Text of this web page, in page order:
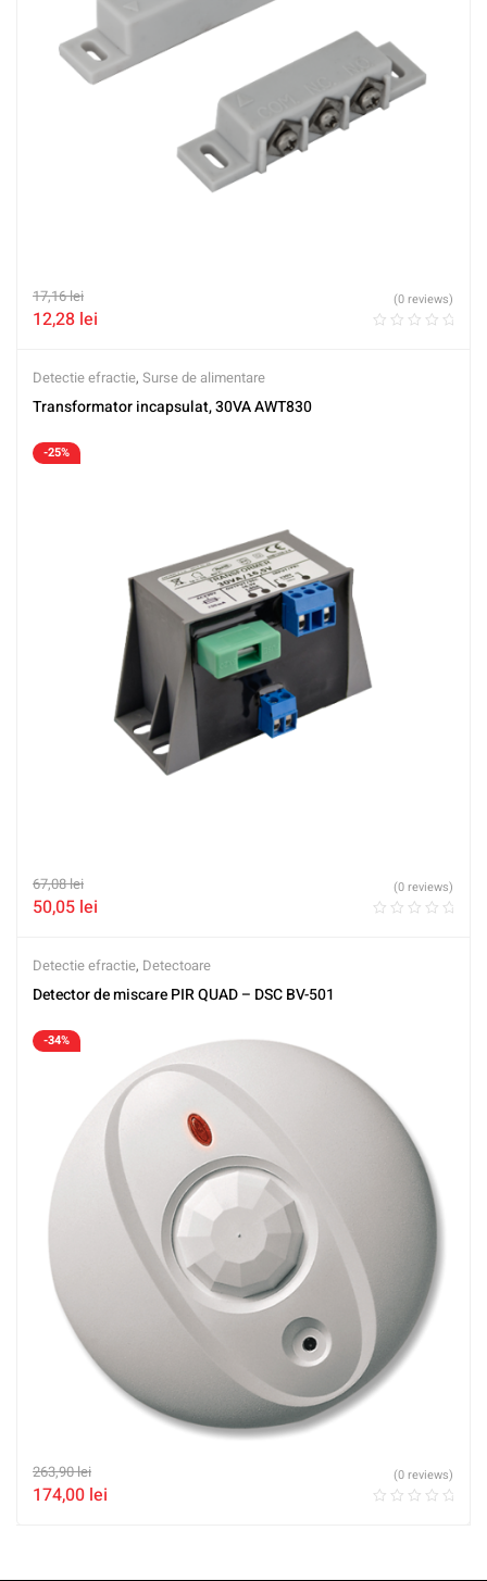
17,16lei
12,28 lei
(0 reviews)
Detectie efractie, Surse de alimentare
Transformator incapsulat, 30VA AWT830
-25%
67,08lei
50,05 lei
(0 reviews)
Detectie efractie, Detectoare
Detector de miscare PIR QUAD – DSC BV-501
-34%
263,90lei
174,00 lei
(0 reviews)